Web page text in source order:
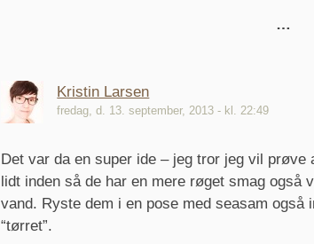
Kristin Larsen
fredag, d. 13. september, 2013 - kl. 22:49
Det var da en super ide – jeg tror jeg vil
lidt inden så de har en mere røget smag også
vand. Ryste dem i en pose med seasam også
“tørret”.